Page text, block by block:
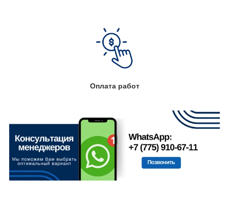
Оплата работ